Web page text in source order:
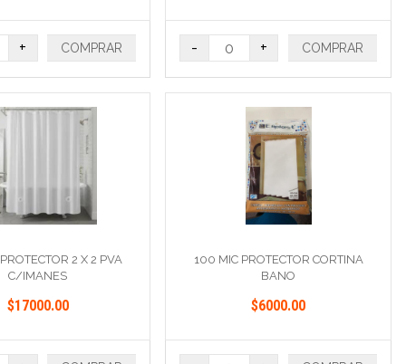
+ COMPRAR - + COMPRAR
2 X 2 PVA
C/IMANES
$17000.00
100 MIC PROTECTOR CORTINA
BANO
$6000.00